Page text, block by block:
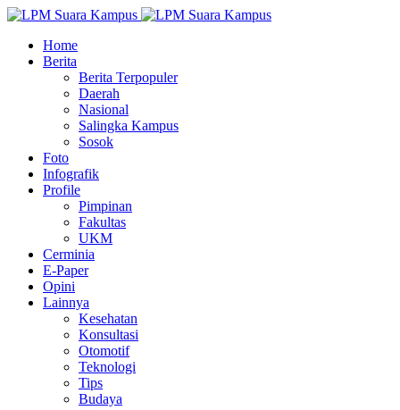
Home
Berita
Berita Terpopuler
Daerah
Nasional
Salingka Kampus
Sosok
Foto
Infografik
Profile
Pimpinan
Fakultas
UKM
Cerminia
E-Paper
Opini
Lainnya
Kesehatan
Konsultasi
Otomotif
Teknologi
Tips
Budaya